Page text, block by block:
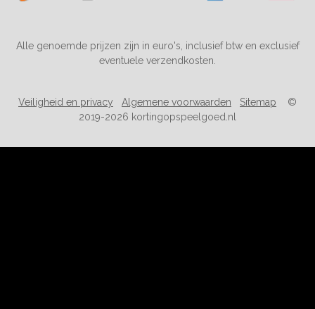
Alle genoemde prijzen zijn in euro's, inclusief btw en exclusief
eventuele verzendkosten.
Veiligheid en privacy Algemene voorwaarden Sitemap ©
2019-2026 kortingopspeelgoed.nl